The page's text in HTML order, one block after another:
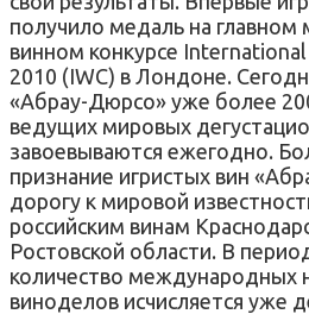
получило медаль на
винном конкурсе
2010 (IWC) в Лондоне.
«Абрау-Дюрсо» уже более
ведущих мировых
завоевываются ежегодно.
признание игристых вин
дорогу к мировой
российским винам
Ростовской области. В
количество международных
виноделов исчисляется уже